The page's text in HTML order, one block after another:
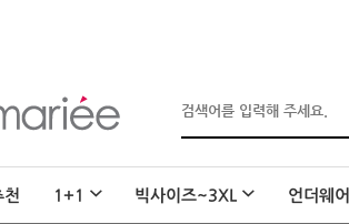
천 1+1 빅사이즈~3XL 언더웨어